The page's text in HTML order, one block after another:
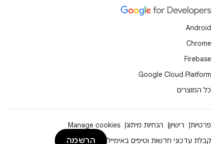
Android
Chrome
Firebase
Google Cloud Platform
כל המוצרים
פרטיות רישיון הנחיות מיתוג
Manage cookies
קבלת עדכוני חדשות וטיפים באימייל
הרשמה